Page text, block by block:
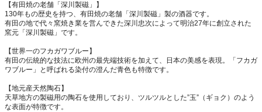
【有田焼の老舗「深川製磁」】
130年もの歴史を持つ、有田焼の老舗「深川製磁」製の酒器です。
有田の地で代々窯焼き業を営んできた深川忠次によって明治27年に創立された
窯元「深川製磁」です。
【世界一のフカガワブルー】
有田の伝統的な技法に欧州の最先端技術を加えて、日本の美感を表現。「フカガ
ワブルー」と呼ばれる染付の澄んだ青色も特徴です。
【地元産天然陶石】
天草地方の製磁用の陶石を使用しており、ツルツルとした”玉”（ギョク）のよう
な表面が特徴です。